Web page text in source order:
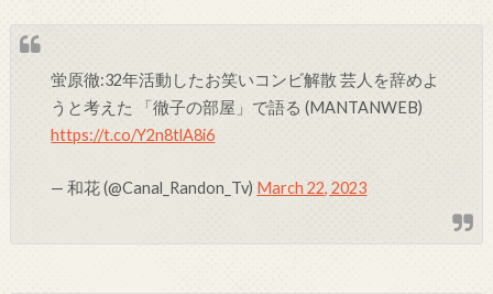
蛍原徹:32年活動したお笑いコンビ解散 芸人を辞めよ
うと考えた 「徹子の部屋」で語る (MANTANWEB)
https://t.co/Y2n8tlA8i6
— 和花 (@Canal_Randon_Tv) March 22, 2023